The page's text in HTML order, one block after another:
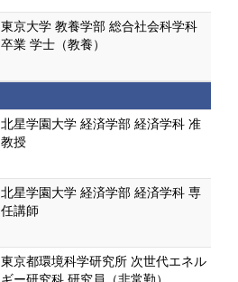
東京大学 教養学部 総合社会科学科
卒業 学士（教養）
北星学園大学 経済学部 経済学科 准
教授
北星学園大学 経済学部 経済学科 専
任講師
東京都環境科学研究所 次世代エネル